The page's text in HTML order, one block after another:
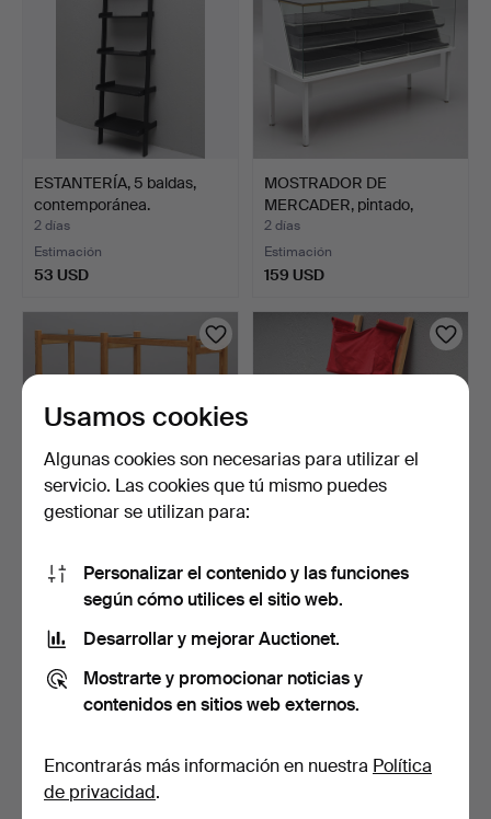
ESTANTERÍA, 5 baldas,
contemporánea.
2 días
Estimación
53 USD
MOSTRADOR DE
MERCADER, pintado,
segunda mi…
2 días
Estimación
159 USD
estantes de cristal, déc…
159 USD
pino, tela, IKEA, fi…
7 días
53 USD
Usamos cookies
Algunas cookies son necesarias para utilizar el
servicio. Las cookies que tú mismo puedes
gestionar se utilizan para:
Personalizar el contenido y las funciones
según cómo utilices el sitio web.
Desarrollar y mejorar Auctionet.
Mostrarte y promocionar noticias y
contenidos en sitios web externos.
Encontrarás más información en nuestra Política
de privacidad.